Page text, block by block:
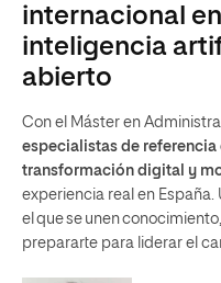
internacional
inteligencia
abierto
Con el Máster en
especialistas de
transformación digital y
experiencia real en España.
el que se unen
prepararte para liderar el